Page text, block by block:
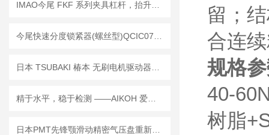
留；
合连
规格
40-
树脂